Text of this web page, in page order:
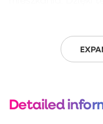
Z zaparkowaniem
dużo
Składa się z:
Detailed